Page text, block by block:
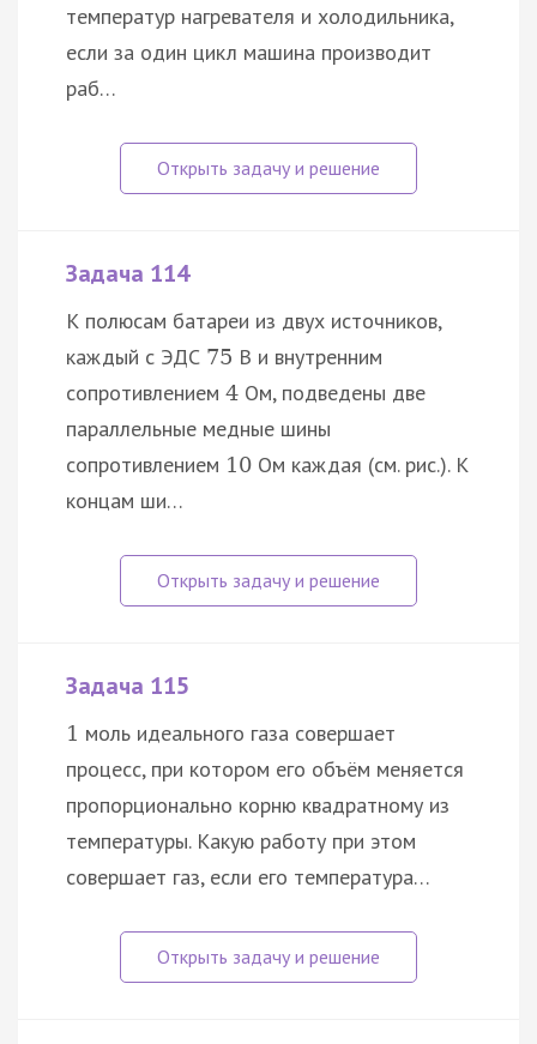
температур нагревателя и холодильника,
если за один цикл машина производит
раб…
Задача 114
К полюсам батареи из двух источников,
каждый с ЭДС 75 В и внутренним
сопротивлением 4 Ом, подведены две
параллельные медные шины
сопротивлением 10 Ом каждая (см. рис.). К
концам ши…
Задача 115
1 моль идеального газа совершает
процесс, при котором его объём меняется
пропорционально корню квадратному из
температуры. Какую работу при этом
совершает газ, если его температура…